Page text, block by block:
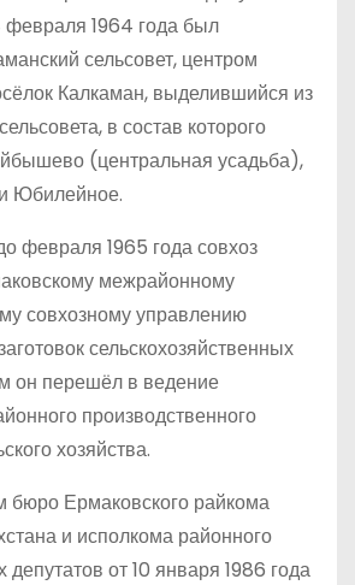
февраля 1964 года был
сельсовет, центром
Калкаман, выделившийся из
в состав которого
(центральная усадьба),
Юбилейное.
февраля 1965 года совхоз
межрайонному
совхозному управлению
сельскохозяйственных
он перешёл в ведение
производственного
хозяйства.
бюро Ермаковского райкома
и исполкома районного
от 10 января 1986 года